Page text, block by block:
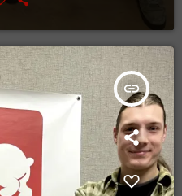
insert_link